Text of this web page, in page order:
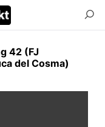
42 (FJ
del Cosma)